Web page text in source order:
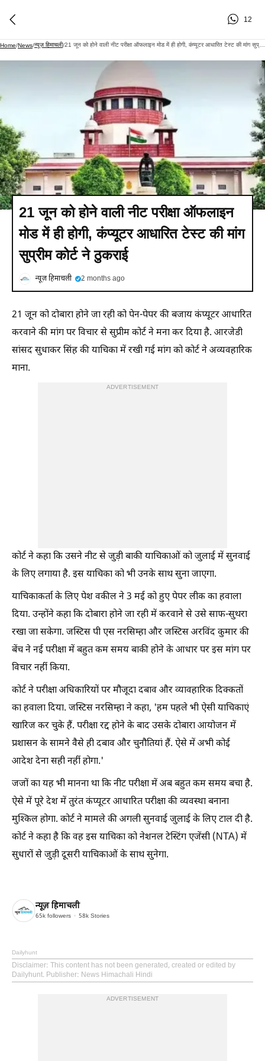
12
Home/News/न्यूज़ हिमाचली/
21 जून को होने वाली नीट परीक्षा ऑफलाइन
मोड में ही होगी, कंप्यूटर आधारित टेस्ट की मांग
सुप्रीम कोर्ट ने ठुकराई
न्यूज़ हिमाचली 2 months ago
21 जून को दोबारा होने जा रही को पेन-पेपर की बजाय कंप्यूटर आधारित
करवाने की मांग पर विचार से सुप्रीम कोर्ट ने मना कर दिया है. आरजेडी
सांसद सुधाकर सिंह की याचिका में रखी गई मांग को कोर्ट ने अव्यवहारिक
माना.
ADVERTISEMENT
कोर्ट ने कहा कि उसने नीट से जुड़ी बाकी याचिकाओं को जुलाई में सुनवाई
के लिए लगाया है. इस याचिका को भी उनके साथ सुना जाएगा.
याचिकाकर्ता के लिए पेश वकील ने 3 मई को हुए पेपर लीक का हवाला
दिया. उन्होंने कहा कि दोबारा होने जा रही में करवाने से उसे साफ-सुथरा
रखा जा सकेगा. जस्टिस पी एस नरसिम्हा और जस्टिस अरविंद कुमार की
बेंच ने नई परीक्षा में बहुत कम समय बाकी होने के आधार पर इस मांग पर
विचार नहीं किया.
कोर्ट ने परीक्षा अधिकारियों पर मौजूदा दबाव और व्यावहारिक दिक्कतों
का हवाला दिया. जस्टिस नरसिम्हा ने कहा, 'हम पहले भी ऐसी याचिकाएं
खारिज कर चुके हैं. परीक्षा रद्द होने के बाद उसके दोबारा आयोजन में
प्रशासन के सामने वैसे ही दबाव और चुनौतियां हैं. ऐसे में अभी कोई
आदेश देना सही नहीं होगा.'
जजों का यह भी मानना था कि नीट परीक्षा में अब बहुत कम समय बचा है.
ऐसे में पूरे देश में तुरंत कंप्यूटर आधारित परीक्षा की व्यवस्था बनाना
मुश्किल होगा. कोर्ट ने मामले की अगली सुनवाई जुलाई के लिए टाल दी है.
कोर्ट ने कहा है कि वह इस याचिका को नेशनल टेस्टिंग एजेंसी (NTA) में
सुधारों से जुड़ी दूसरी याचिकाओं के साथ सुनेगा.
न्यूज़ हिमाचली
65k followers 58k Stories
Dailyhunt
Disclaimer: This content has not been generated, created or edited by
Dailyhunt. Publisher: News Himachali Hindi
ADVERTISEMENT